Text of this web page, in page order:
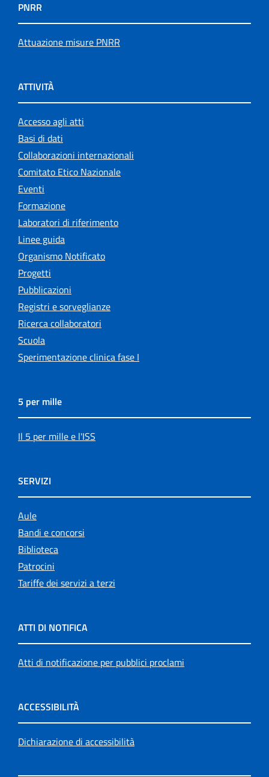
PNRR
Attuazione misure PNRR
ATTIVITÀ
Accesso agli atti
Basi di dati
Collaborazioni internazionali
Comitato Etico Nazionale
Eventi
Formazione
Laboratori di riferimento
Linee guida
Organismo Notificato
Progetti
Pubblicazioni
Registri e sorveglianze
Ricerca collaboratori
Scuola
Sperimentazione clinica fase I
5 per mille
Il 5 per mille e l'ISS
SERVIZI
Aule
Bandi e concorsi
Biblioteca
Patrocini
Tariffe dei servizi a terzi
ATTI DI NOTIFICA
Atti di notificazione per pubblici proclami
ACCESSIBILITÀ
Dichiarazione di accessibilità